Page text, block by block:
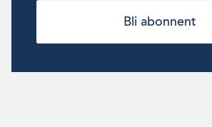
Bli abonnent